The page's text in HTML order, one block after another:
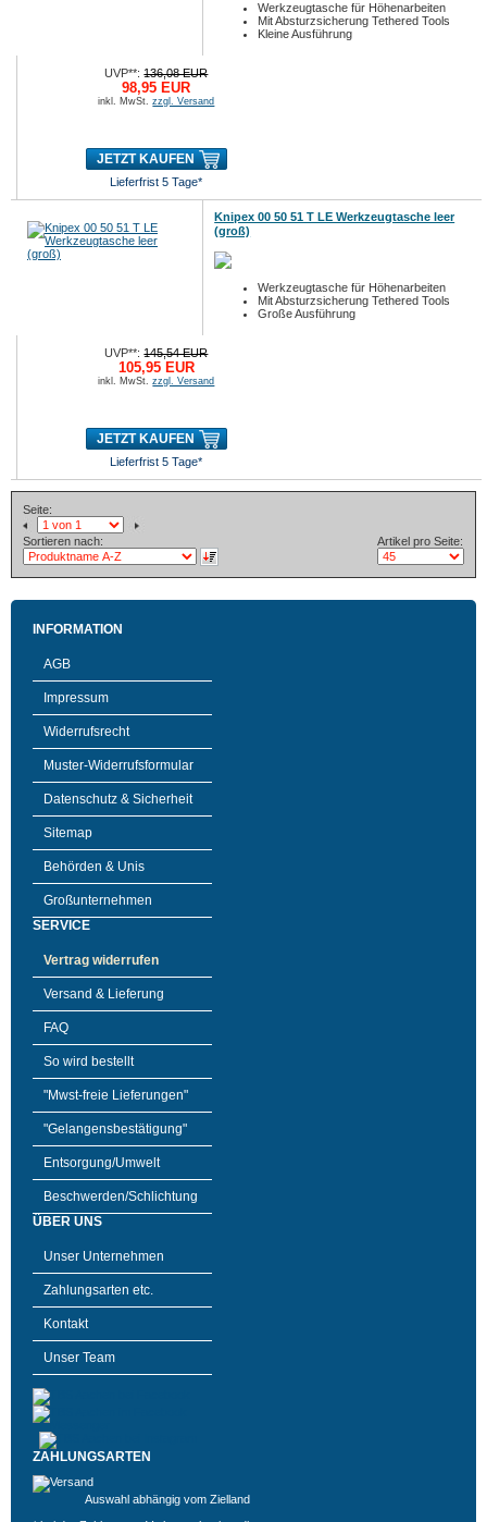
Werkzeugtasche für Höhenarbeiten
Mit Absturzsicherung Tethered Tools
Kleine Ausführung
UVP**:136,08 EUR
98,95 EUR
inkl. MwSt.zzgl. Versand
JETZT KAUFEN
Lieferfrist 5 Tage*
Knipex 00 50 51 T LE Werkzeugtasche leer
(groß)
Werkzeugtasche für Höhenarbeiten
Mit Absturzsicherung Tethered Tools
Große Ausführung
UVP**:145,54 EUR
105,95 EUR
inkl. MwSt.zzgl. Versand
JETZT KAUFEN
Lieferfrist 5 Tage*
Seite:
Sortieren nach: Artikel pro Seite:
INFORMATION
AGB
Impressum
Widerrufsrecht
Muster-Widerrufsformular
Datenschutz & Sicherheit
Sitemap
Behörden & Unis
Großunternehmen
SERVICE
Vertrag widerrufen
Versand & Lieferung
FAQ
So wird bestellt
"Mwst-freie Lieferungen"
"Gelangensbestätigung"
Entsorgung/Umwelt
Beschwerden/Schlichtung
ÜBER UNS
Unser Unternehmen
Zahlungsarten etc.
Kontakt
Unser Team
ZAHLUNGSARTEN
Auswahl abhängig vom Zielland